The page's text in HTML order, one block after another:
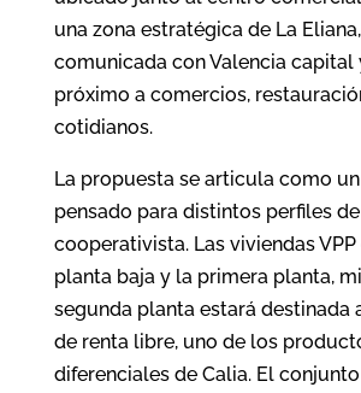
una zona estratégica de La
comunicada con Valencia capital
próximo a comercios,
cotidianos.
La propuesta se articula como
pensado para distintos perfiles
cooperativista. Las viviendas
planta baja y la primera planta,
segunda planta estará destinada
de renta libre, uno de los
diferenciales de Calia. El